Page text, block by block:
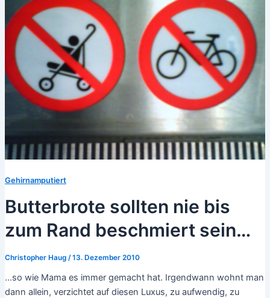
Gehirnamputiert
Butterbrote sollten nie bis
zum Rand beschmiert sein…
Christopher Haug /13. Dezember 2010
…so wie Mama es immer gemacht hat. Irgendwann wohnt man
dann allein, verzichtet auf diesen Luxus, zu aufwendig, zu